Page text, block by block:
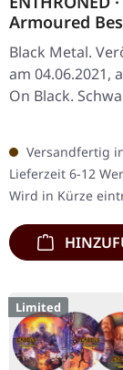
Armoured
| BLACK
Black Metal.
am 04.06.2021,
On Black.
"Armoured
das vierte
Versandfertig
Lieferzeit 6-12
Wird in Kürze
Limited